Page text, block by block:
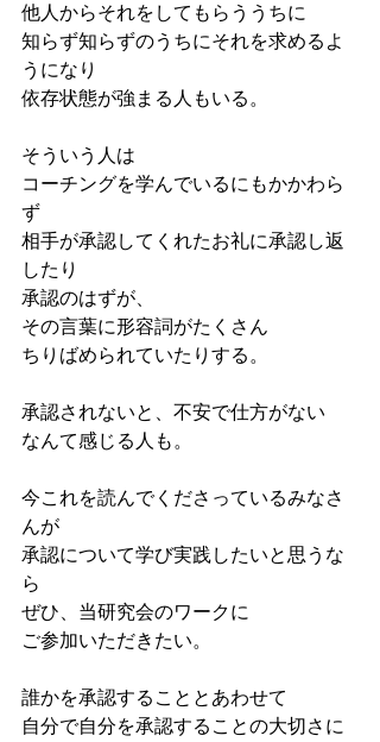
他人からそれをしてもらううちに
知らず知らずのうちにそれを求めるよ
うになり
依存状態が強まる人もいる。
そういう人は
コーチングを学んでいるにもかかわら
ず
相手が承認してくれたお礼に承認し返
したり
承認のはずが、
その言葉に形容詞がたくさん
ちりばめられていたりする。
承認されないと、不安で仕方がない
なんて感じる人も。
今これを読んでくださっているみなさ
んが
承認について学び実践したいと思うな
ら
ぜひ、当研究会のワークに
ご参加いただきたい。
誰かを承認することとあわせて
自分で自分を承認することの大切さに